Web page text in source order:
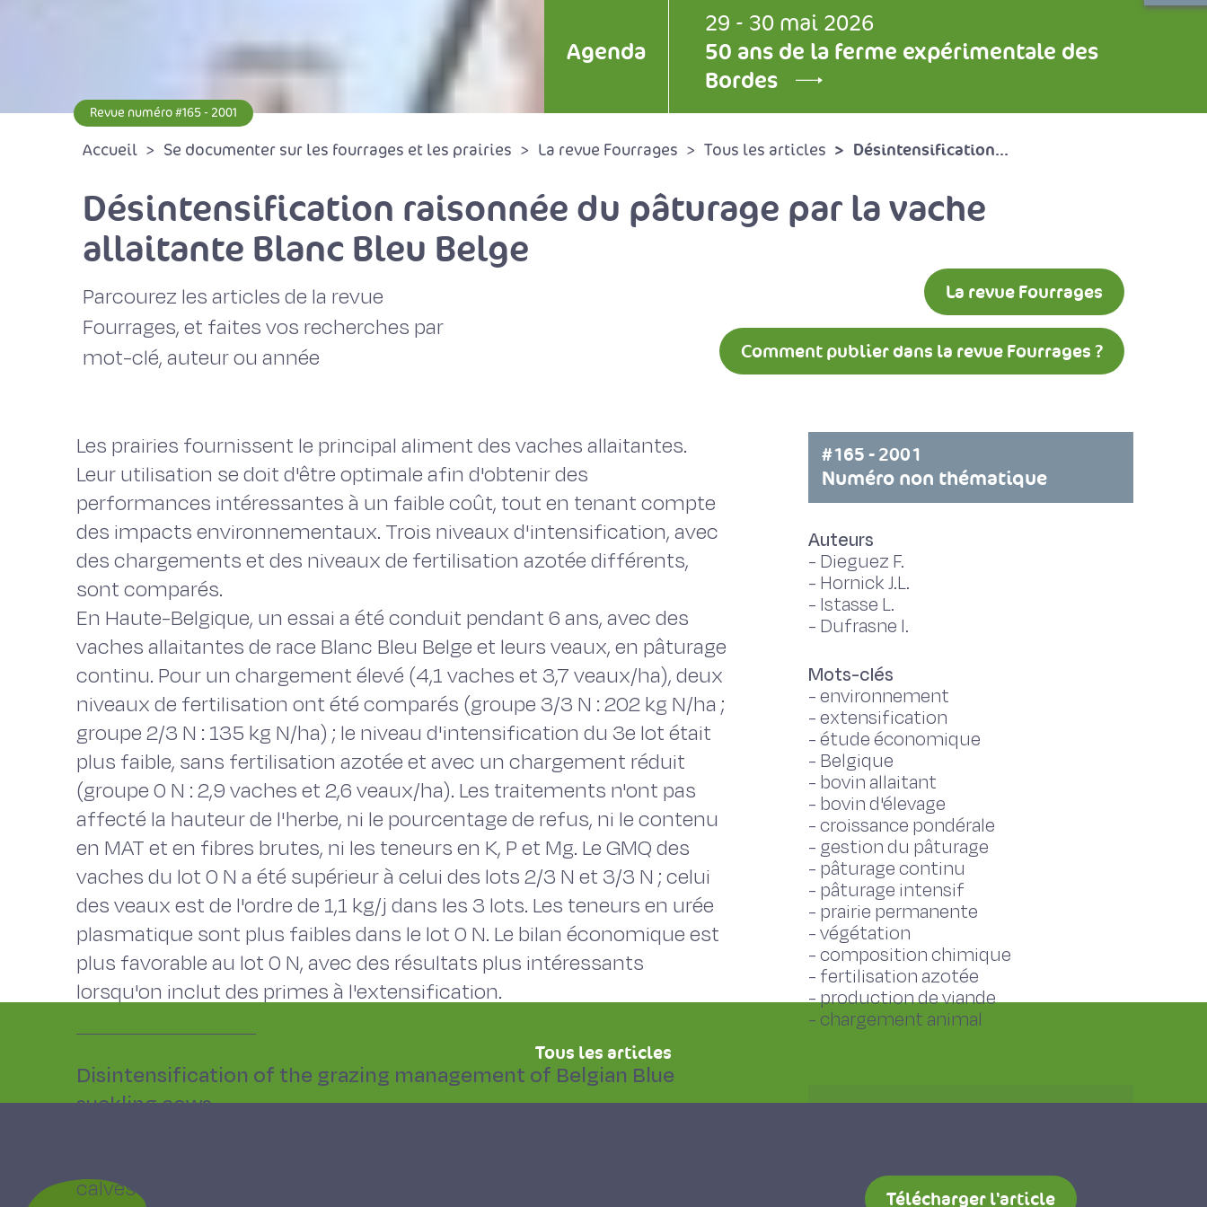
Agenda
29 - 30 mai 2026
50 ans de la ferme expérimentale des
Bordes
Revue numéro #165 - 2001
Accueil Se documenter sur les fourrages et les prairies La revue Fourrages Tous les articles Désintensification...
Désintensification raisonnée du pâturage par la vache
allaitante Blanc Bleu Belge
Parcourez les articles de la revue
Fourrages, et faites vos recherches par
mot-clé, auteur ou année
La revue Fourrages
Comment publier dans la revue Fourrages ?
Les prairies fournissent le principal aliment des vaches allaitantes.
Leur utilisation se doit d'être optimale afin d'obtenir des
performances intéressantes à un faible coût, tout en tenant compte
des impacts environnementaux. Trois niveaux d'intensification, avec
des chargements et des niveaux de fertilisation azotée différents,
sont comparés.
En Haute-Belgique, un essai a été conduit pendant 6 ans, avec des
vaches allaitantes de race Blanc Bleu Belge et leurs veaux, en pâturage
continu. Pour un chargement élevé (4,1 vaches et 3,7 veaux/ha), deux
niveaux de fertilisation ont été comparés (groupe 3/3 N : 202 kg N/ha ;
groupe 2/3 N : 135 kg N/ha) ; le niveau d'intensification du 3e lot était
plus faible, sans fertilisation azotée et avec un chargement réduit
(groupe 0 N : 2,9 vaches et 2,6 veaux/ha). Les traitements n'ont pas
affecté la hauteur de l'herbe, ni le pourcentage de refus, ni le contenu
en MAT et en fibres brutes, ni les teneurs en K, P et Mg. Le GMQ des
vaches du lot 0 N a été supérieur à celui des lots 2/3 N et 3/3 N ; celui
des veaux est de l'ordre de 1,1 kg/j dans les 3 lots. Les teneurs en urée
plasmatique sont plus faibles dans le lot 0 N. Le bilan économique est
plus favorable au lot 0 N, avec des résultats plus intéressants
lorsqu'on inclut des primes à l'extensification.
Disintensification of the grazing management of Belgian Blue
suckling cows
calves was carried out for 6 consecutive years on a permanent
#165 - 2001
Numéro non thématique
Auteurs
- Dieguez F.
- Hornick J.L.
- Istasse L.
- Dufrasne I.
Mots-clés
-environnement
-extensification
-étude économique
- Belgique
- bovin allaitant
- bovin d'élevage
-croissance pondérale
- gestion du pâturage
- pâturage continu
- pâturage intensif
- prairie permanente
-végétation
-composition chimique
- fertilisation azotée
-production de viande
- chargement animal
Télécharger l'article
Tous les articles